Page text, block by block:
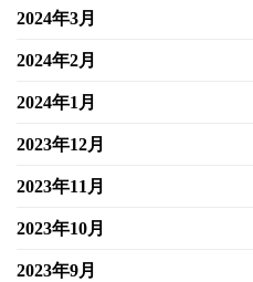
2024年3月
2024年2月
2024年1月
2023年12月
2023年11月
2023年10月
2023年9月